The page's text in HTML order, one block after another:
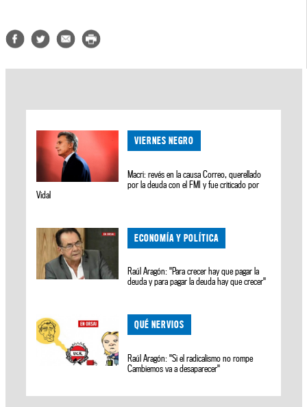
VIERNES NEGRO
Macri: revés en la causa Correo, querellado
por la deuda con el FMI y fue criticado por
Vidal
ECONOMÍA Y POLÍTICA
Raúl Aragón: "Para crecer hay que pagar la
deuda y para pagar la deuda hay que crecer"
QUÉ NERVIOS
Raúl Aragón: "Si el radicalismo no rompe
Cambiemos va a desaparecer"